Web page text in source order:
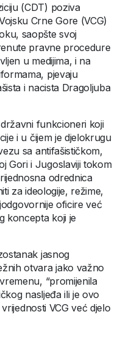
(CDT) poziva
Crne Gore (VCG)
saopšte svoj
pravne procedure
u medijima, i na
pjevaju
i nacista Dragoljuba
funkcioneri koji
i u čijem je djelokrugu
sa antifašističkom,
Gori i Jugoslaviji tokom
odrednica
za ideologije, režime,
oficire već
koncepta koji je
jasnog
otvara jako važno
“promijenila
nasljeđa ili je ovo
VCG već djelo